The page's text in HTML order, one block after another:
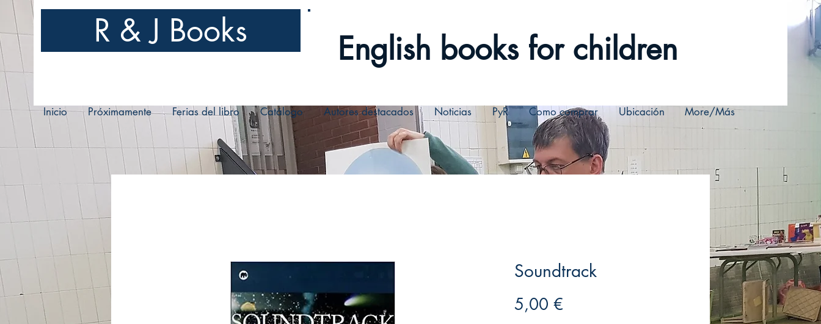
English books for children
R & J Books
Inicio Próximamente Ferias del libro Catálogo Autores destacados Noticias PyR Como comprar Ubicación More/Más
Soundtrack
5,00 €